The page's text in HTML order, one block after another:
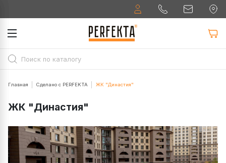
Главная Сделано с PERFEKTA ЖК "Династия"
ЖК "Династия"